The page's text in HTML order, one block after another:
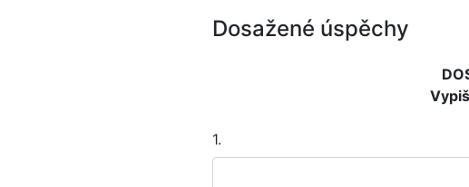
Dosažené úspěchy
1.